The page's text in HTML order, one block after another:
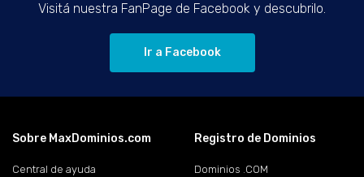
Visitá nuestra FanPage de Facebook y descubrilo.
Ir a Facebook
Sobre MaxDominios.com
Central de ayuda
Registro de Dominios
Dominios .COM